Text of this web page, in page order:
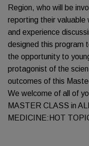
Region, who will be
reporting their valuable
and experience
designed this program
the opportunity to
protagonist of the
outcomes of this
We welcome of all of
MASTER CLASS in
MEDICINE:HOT